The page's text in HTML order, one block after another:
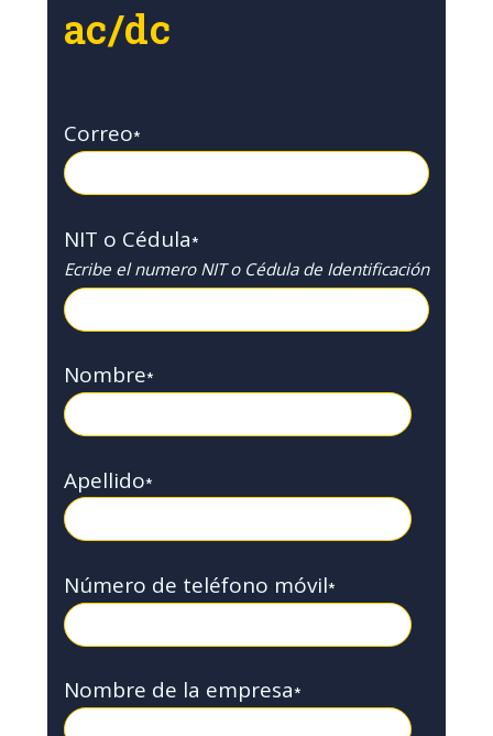
ac/dc
Correo*
NIT o Cédula*
Ecribe el numero NIT o Cédula de Identificación
Nombre*
Apellido*
Número de teléfono móvil*
Nombre de la empresa*